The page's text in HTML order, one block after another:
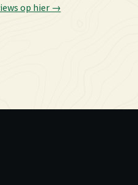
op hier →